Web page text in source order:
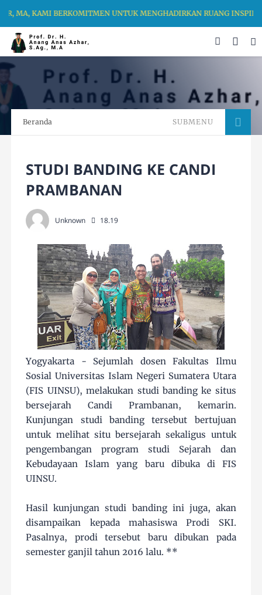
MA, KAMI BERKOMITMEN UNTUK MENGHADIRKAN RUANG
Beranda SUBMENU
STUDI BANDING KE CANDI
PRAMBANAN
Unknown 18.19
Yogyakarta - Sejumlah dosen Fakultas Ilmu
Sosial Universitas Islam Negeri Sumatera Utara
(FIS UINSU), melakukan studi banding ke situs
bersejarah Candi Prambanan, kemarin.
Kunjungan studi banding tersebut bertujuan
untuk melihat situ bersejarah sekaligus untuk
pengembangan program studi Sejarah dan
Kebudayaan Islam yang baru dibuka di FIS
UINSU.
Hasil kunjungan studi banding ini juga, akan
disampaikan kepada mahasiswa Prodi SKI.
Pasalnya, prodi tersebut baru dibukan pada
semester ganjil tahun 2016 lalu. **